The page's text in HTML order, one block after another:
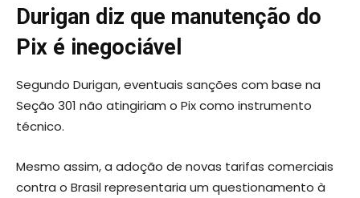
Durigan diz que manutenção do
Pix é inegociável
Segundo Durigan, eventuais sanções com base na
Seção 301 não atingiriam o Pix como instrumento
técnico.
Mesmo assim, a adoção de novas tarifas comerciais
contra o Brasil representaria um questionamento à